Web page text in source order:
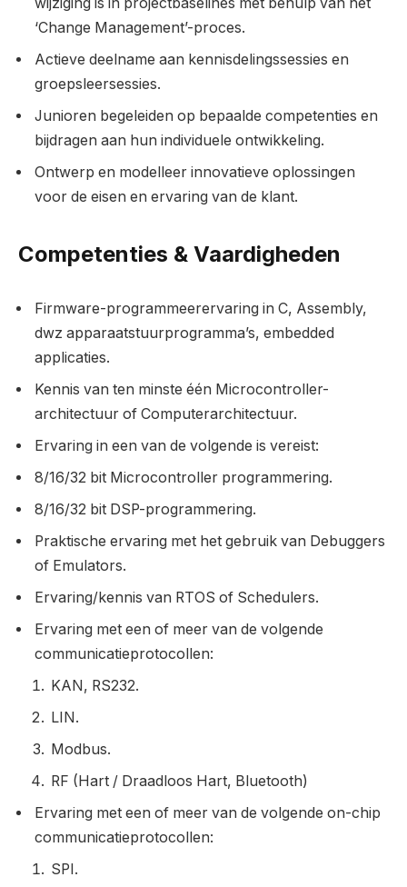
‘Change Management’-proces.
Actieve deelname aan kennisdelingssessies en
groepsleersessies.
Junioren begeleiden op bepaalde competenties en
bijdragen aan hun individuele ontwikkeling.
Ontwerp en modelleer innovatieve oplossingen
voor de eisen en ervaring van de klant.
Competenties & Vaardigheden
Firmware-programmeerervaring in C, Assembly,
dwz apparaatstuurprogramma’s, embedded
applicaties.
Kennis van ten minste één Microcontroller-
architectuur of Computerarchitectuur.
Ervaring in een van de volgende is vereist:
8/16/32 bit Microcontroller programmering.
8/16/32 bit DSP-programmering.
Praktische ervaring met het gebruik van Debuggers
of Emulators.
Ervaring/kennis van RTOS of Schedulers.
Ervaring met een of meer van de volgende
communicatieprotocollen:
KAN, RS232.
LIN.
Modbus.
RF (Hart / Draadloos Hart, Bluetooth)
Ervaring met een of meer van de volgende on-chip
communicatieprotocollen:
SPI.